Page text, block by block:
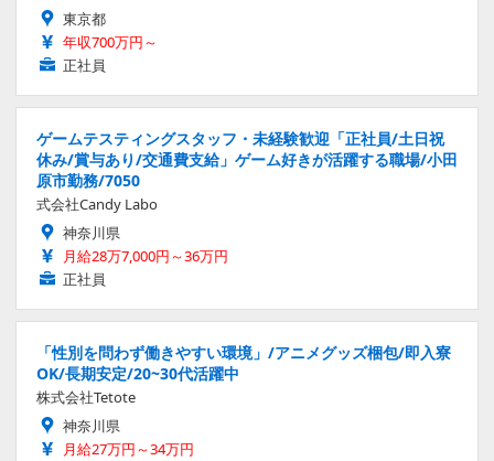
東京都
年収700万円～
正社員
ゲームテスティングスタッフ・未経験歓迎「正社員/土日祝
休み/賞与あり/交通費支給」ゲーム好きが活躍する職場/小田
原市勤務/7050
式会社Candy Labo
神奈川県
月給28万7,000円～36万円
正社員
「性別を問わず働きやすい環境」/アニメグッズ梱包/即入寮
OK/長期安定/20~30代活躍中
株式会社Tetote
神奈川県
月給27万円～34万円